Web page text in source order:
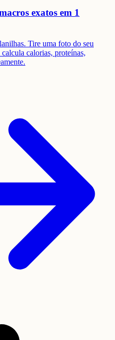
exatos em 1
Tire uma foto do seu
calorias, proteínas,